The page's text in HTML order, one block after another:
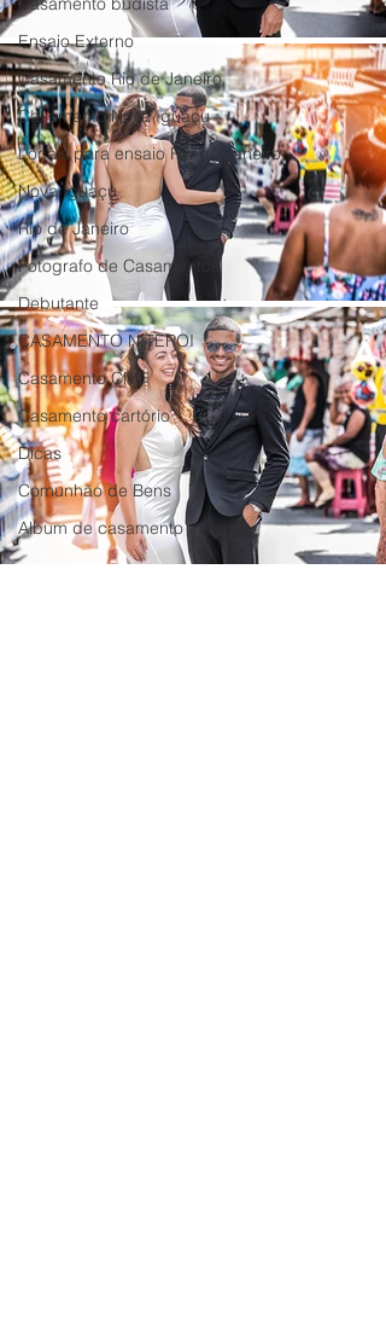
Ensaio Externo
Casamento Rio de Janeiro
Casamento Nova Iguaçu
Locais para ensaio Rio de Janeiro
Nova Iguaçu
Rio de Janeiro
Fotografo de Casamentos
Debutante
CASAMENTO NITEROI
Casamento Civil
Casamento cartório
Dicas
Comunhão de Bens
Album de casamento